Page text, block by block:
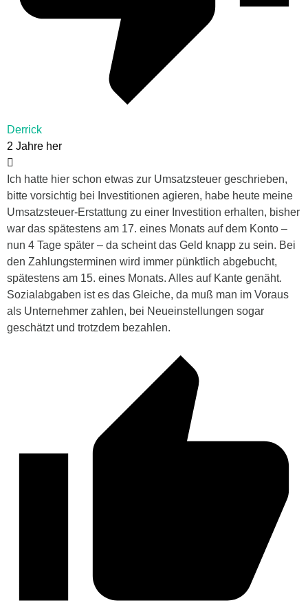
Derrick
2 Jahre her
Ich hatte hier schon etwas zur Umsatzsteuer geschrieben,
bitte vorsichtig bei Investitionen agieren, habe heute meine
Umsatzsteuer-Erstattung zu einer Investition erhalten, bisher
war das spätestens am 17. eines Monats auf dem Konto –
nun 4 Tage später – da scheint das Geld knapp zu sein. Bei
den Zahlungsterminen wird immer pünktlich abgebucht,
spätestens am 15. eines Monats. Alles auf Kante genäht.
Sozialabgaben ist es das Gleiche, da muß man im Voraus
als Unternehmer zahlen, bei Neueinstellungen sogar
geschätzt und trotzdem bezahlen.